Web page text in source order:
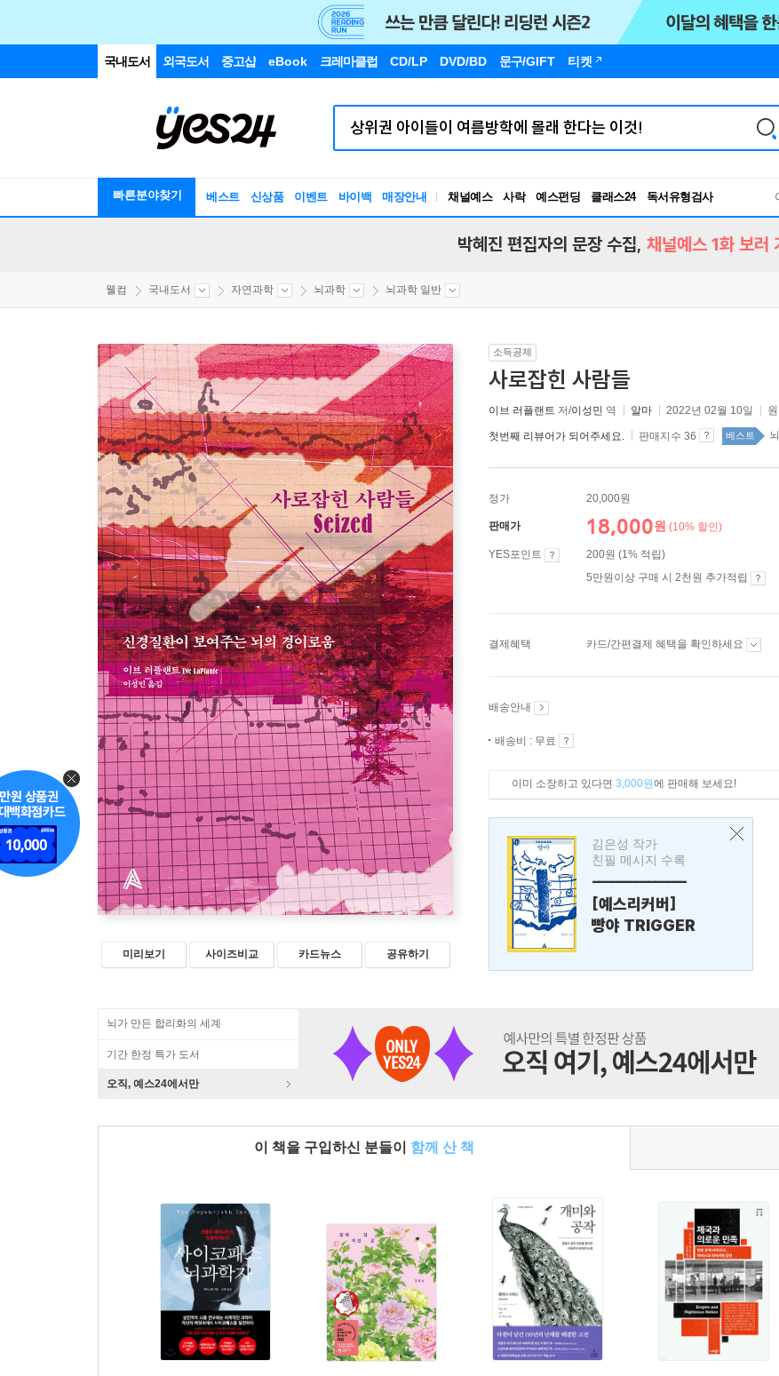
국내도서 외국도서 중고샵 eBook 크레마클럽 CD/LP DVD/BD 문구/GIFT 티켓
빠른분야찾기 베스트 신상품 이벤트 바이백 매장안내 채널예스 사락 예스펀딩 클래스24
독서유형검사
RBTI Lab
박혜진 편집자의 문장 수집, 채널예스 1화 보러
웰컴 국내도서 자연과학 뇌과학 뇌과학 일반
미리보기 사이즈비교 카드뉴스 공유하기
소득공제
사로잡힌 사람들
이브 러플랜트 저/이성민 역 알마 2022년 02월 10일
첫번째 리뷰어가 되어주세요. 판매지수 36 베스트
정가 20,000원
판매가 18,000원 (10% 할인)
YES포인트
200원 (1% 적립)
5만원이상 구매 시 2천원 추가적립
결제혜택 카드/간편결제 혜택을 확인하세요
배송안내
배송비 : 무료
이미 소장하고 있다면 3,000원에 판매해 보세요!
김은성 작가
친필 메시지 수록
---------------
[예스리커버]
빵야 TRIGGER
뇌가 만든 합리화의 세계
기간 한정 특가 도서
오직, 예스24에서만
이 책을 구입하신 분들이 함께 산 책